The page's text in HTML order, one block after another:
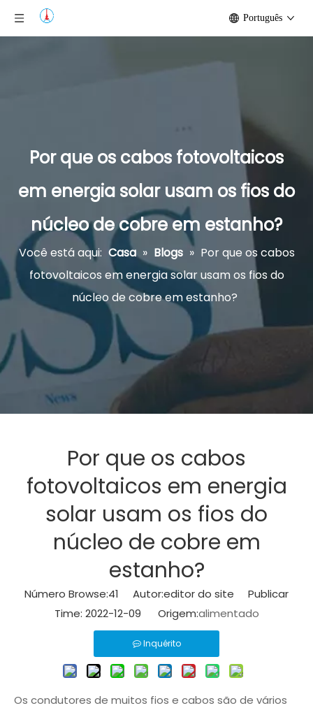
Português
Por que os cabos fotovoltaicos
em energia solar usam os fios do
núcleo de cobre em estanho?
Você está aqui: Casa » Blogs » Por que os cabos
fotovoltaicos em energia solar usam os fios do
núcleo de cobre em estanho?
Por que os cabos
fotovoltaicos em energia
solar usam os fios do
núcleo de cobre em
estanho?
Número Browse:41 Autor:editor do site Publicar
Time: 2022-12-09 Origem:alimentado
Inquérito
Os condutores de muitos fios e cabos são de vários